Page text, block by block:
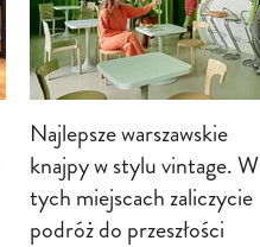
Najlepsze warszawskie
knajpy w stylu vintage. W
tych miejscach zaliczycie
podróż do przeszłości